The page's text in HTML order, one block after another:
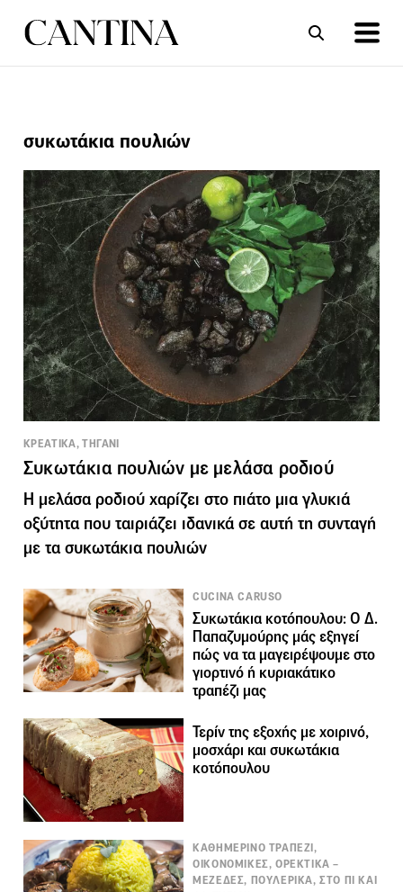
συκωτάκια πουλιών
ΚΡΕΑΤΙΚΑ, ΤΗΓΑΝΙ
Συκωτάκια πουλιών με μελάσα ροδιού
Η μελάσα ροδιού χαρίζει στο πιάτο μια γλυκιά
οξύτητα που ταιριάζει ιδανικά σε αυτή τη συνταγή
με τα συκωτάκια πουλιών
CUCINA CARUSO
Συκωτάκια κοτόπουλου: Ο Δ.
Παπαζυμούρης μάς εξηγεί
πώς να τα μαγειρέψουμε στο
γιορτινό ή κυριακάτικο
τραπέζι μας
Τερίν της εξοχής με χοιρινό,
μοσχάρι και συκωτάκια
κοτόπουλου
ΚΑΘΗΜΕΡΙΝΟ ΤΡΑΠΕΖΙ,
ΟΙΚΟΝΟΜΙΚΕΣ, ΟΡΕΚΤΙΚΑ –
ΜΕΖΕΔΕΣ, ΠΟΥΛΕΡΙΚΑ, ΣΤΟ ΠΙ ΚΑΙ